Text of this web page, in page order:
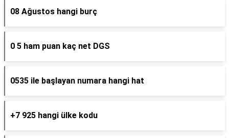
08 Ağustos hangi burç
0 5 ham puan kaç net DGS
0535 ile başlayan numara hangi hat
+7 925 hangi ülke kodu